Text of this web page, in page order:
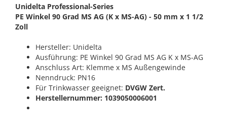
Unidelta Professional-Series
PE Winkel 90 Grad MS AG (K x MS-AG) - 50 mm x 1 1/2
Zoll
Hersteller: Unidelta
Ausführung: PE Winkel 90 Grad MS AG K x MS-AG
Anschluss Art: Klemme x MS Außengewinde
Nenndruck: PN16
Für Trinkwasser geeignet: DVGW Zert.
Herstellernummer: 1039050006001